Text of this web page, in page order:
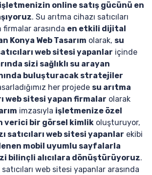
işletmenizin online satış gücünü en
. Su arıtma cihazı satıcıları
arasında en etkili dijital
Konya Web Tasarım olarak, su
web sitesi yapanlar içinde
sizi sağlıklı su arayan
buluşturacak stratejiler
her projede su arıtma
web sitesi yapan firmalar olarak
imzasıyla işletmenize özel
verici bir görsel kimlik oluşturuyor,
satıcıları web sitesi yapanlar ekibi
mobil uyumlu sayfalarla
bilinçli alıcılara dönüştürüyoruz.
web sitesi yapanlar arasında